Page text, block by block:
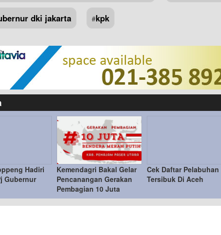
dki jakarta #kpk
Hadiri
Gubernur
Kemendagri Bakal Gelar
Pencanangan Gerakan
Pembagian 10 Juta
Bendera Merah Putih
Cek Daftar Pelabuhan
Tersibuk Di Aceh